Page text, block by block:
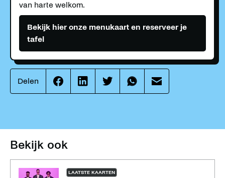
van harte welkom.
Bekijk hier onze menukaart en reserveer je
tafel
Delen
Effenaar
op
Effenaar
op
Effenaar
op
Effenaar
op
Effenaar
op
Bekijk ook
LAATSTE KAARTEN